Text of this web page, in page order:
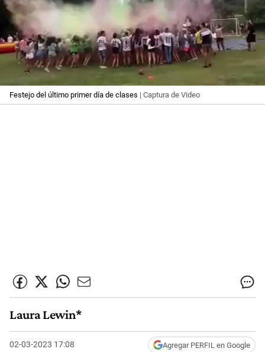
Festejo del último primer día de clases | Captura de Video
Laura Lewin*
02-03-2023 17:08 Agregar PERFIL en Google